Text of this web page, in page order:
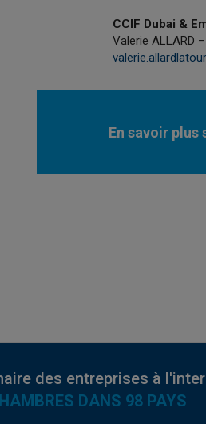
CCIF Dubai &
Valerie ALLARD
En savoir plus
des entreprises à
DANS 98 PAYS